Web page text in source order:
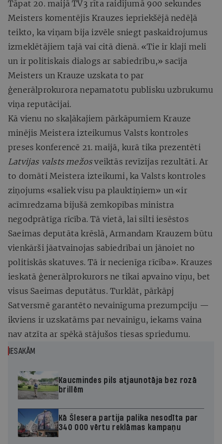
Tāpat 20. maijā TV3 rīta raidījumā 900 sekundes
Meisters komentējis Krauzes iepriekšējā nedēļā
teikto, ka viņam bija izvēle sniegt paskaidrojumus
izmeklētājiem tajā vai citā dienā. «Tie ir klaji meli
un ir politiskais dialogs ar sabiedrību,» sacīja
Meisters un Krauze uzskata to par
ģenerālprokurora nepamatotu publisku uzbrukumu
viņa reputācijai.
Kā vienu no skaļākajiem pārkāpumiem Krauze
minējis Meistera izteikumus Valsts kontroles
preses konferencē 21. maijā, kurā tika prezentēti
Latvijas valsts mežosveiktās revīzijas rezultāti. Ar
to domāti Meistera izteikumi, ka Valsts kontroles
ziņojums «saliek visu pa plauktiņiem» un «ir
acīmredzama bijušā zemkopības ministra
negodprātīga rīcība. Tā vietā, lai silti iesēstos
Saeimas deputāta krēslā, Armandam Krauzem būtu
vienkārši jāatvainojas sabiedrībai un jānoiet no
politiskās skatuves. Tā ir necienīga rīcība». Krauzes
ieskatā ģenerālprokurors ne tikai apvaino viņu, bet
visus Saeimas deputātus. Turklāt, pārkāpj
Satversmē garantēto nevainīguma prezumpciju —
ikviens ir uzskatāms par nevainīgu, iekams vaina
nav atzīta ar spēkā stājušos tiesas spriedumu.
IESAKĀM
Kaucmindes pils atjaunotāja bez rozā
brillēm
Kā Šlesera partija palika nesodīta par
340 000 vērtu reklāmas kampaņu